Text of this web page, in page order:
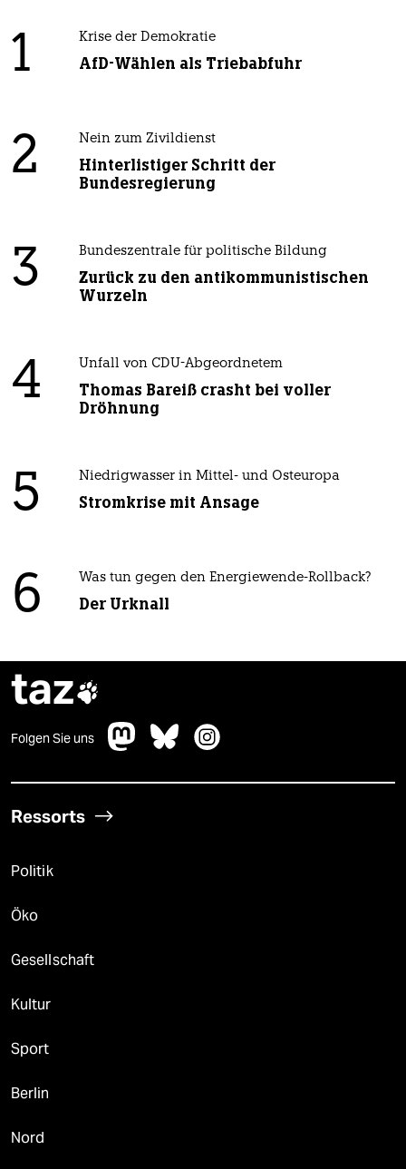
1 Krise der Demokratie
AfD-Wählen als Triebabfuhr
2 Nein zum Zivildienst
Hinterlistiger Schritt der
Bundesregierung
3 Bundeszentrale für politische Bildung
Zurück zu den antikommunistischen
Wurzeln
4 Unfall von CDU-Abgeordnetem
Thomas Bareiß crasht bei voller
Dröhnung
5 Niedrigwasser in Mittel- und Osteuropa
Stromkrise mit Ansage
6 Was tun gegen den Energiewende-Rollback?
Der Urknall
taz
Folgen Sie uns
Ressorts
Politik
Öko
Gesellschaft
Kultur
Sport
Berlin
Nord